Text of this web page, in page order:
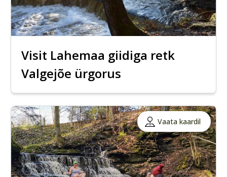
Visit Lahemaa giidiga retk
Valgejõe ürgorus
Vaata kaardil